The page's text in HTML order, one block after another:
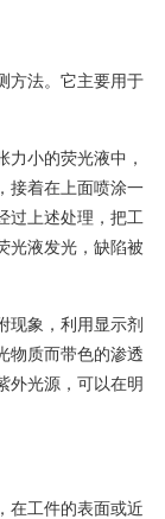
法。它主要用于
小的荧光液中，
接着在上面喷涂一
过上述处理，把工
光液发光，缺陷被
象，利用显示剂
物质而带色的渗透
外光源，可以在明
工件的表面或近